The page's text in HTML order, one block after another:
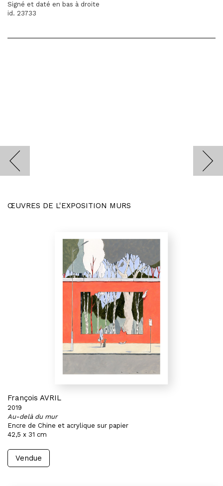
Signé et daté en bas à droite
id. 23733
ŒUVRES DE L'EXPOSITION MURS
François AVRIL
2019
Au-delà du mur
Encre de Chine et acrylique sur papier
42,5 x 31 cm
Vendue